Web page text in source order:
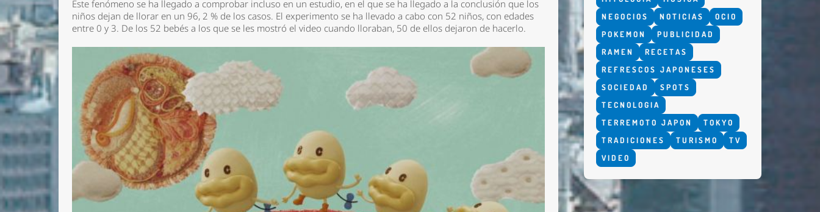
Este fenómeno se ha llegado a comprobar incluso en un estudio, en el que se ha llegado a la conclusión que los
niños dejan de llorar en un 96, 2 % de los casos. El experimento se ha llevado a cabo con 52 niños, con edades
entre 0 y 3. De los 52 bebés a los que se les mostró el video cuando lloraban, 50 de ellos dejaron de hacerlo.
NEGOCIOS
NOTICIAS
OCIO
POKEMON
PUBLICIDAD
RAMEN
RECETAS
REFRESCOS JAPONESES
SOCIEDAD
SPOTS
TECNOLOGIA
TERREMOTO JAPON
TOKYO
TRADICIONES
TURISMO
TV
VIDEO